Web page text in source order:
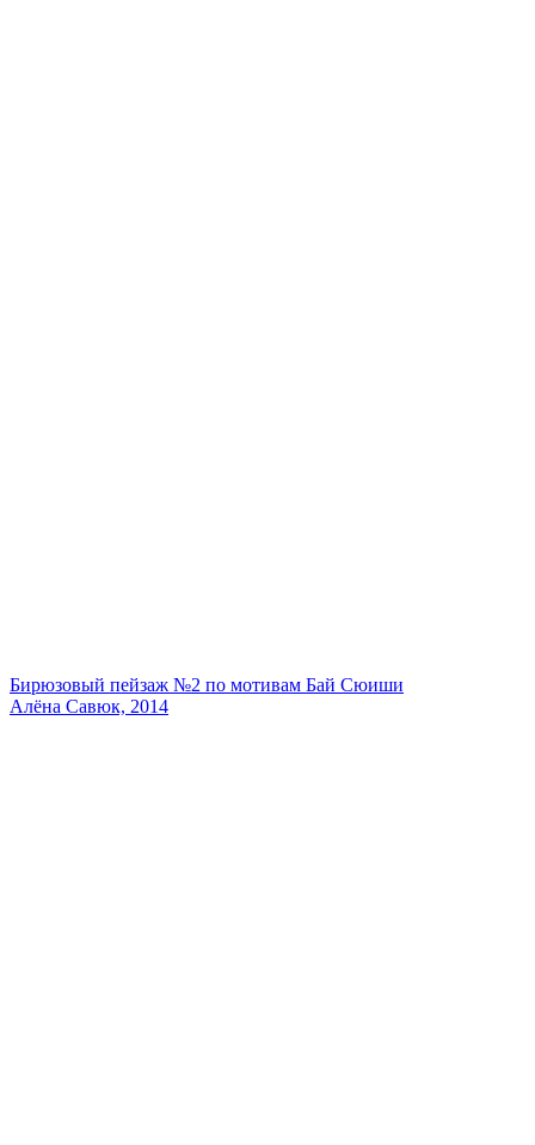
Бирюзовый пейзаж №2 по мотивам Бай Сюиши
Алёна Савюк, 2014